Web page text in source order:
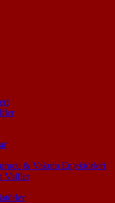
& Vakum Enjektörleri
Valfler